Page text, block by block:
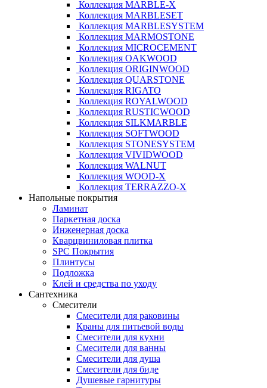
Коллекция MARBLE-X
Коллекция MARBLESET
Коллекция MARBLESYSTEM
Коллекция MARMOSTONE
Коллекция MICROCEMENT
Коллекция OAKWOOD
Коллекция ORIGINWOOD
Коллекция QUARSTONE
Коллекция RIGATO
Коллекция ROYALWOOD
Коллекция RUSTICWOOD
Коллекция SILKMARBLE
Коллекция SOFTWOOD
Коллекция STONESYSTEM
Коллекция VIVIDWOOD
Коллекция WALNUT
Коллекция WOOD-X
Коллекция ТЕRRАZZO-X
Напольные покрытия
Ламинат
Паркетная доска
Инженерная доска
Кварцвиниловая плитка
SPC Покрытия
Плинтусы
Подложка
Клей и средства по уходу
Сантехника
Смесители
Смесители для раковины
Краны для питьевой воды
Смесители для кухни
Смесители для ванны
Смесители для душа
Смесители для биде
Душевые гарнитуры